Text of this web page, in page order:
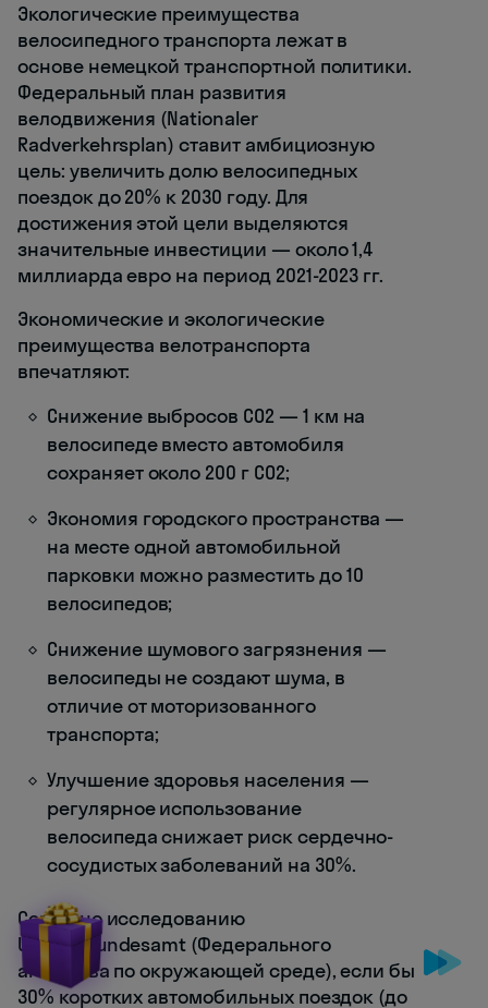
Экологические преимущества
велосипедного транспорта лежат в
основе немецкой транспортной политики.
Федеральный план развития
велодвижения (Nationaler
Radverkehrsplan) ставит амбициозную
цель: увеличить долю велосипедных
поездок до 20% к 2030 году. Для
достижения этой цели выделяются
значительные инвестиции — около 1,4
миллиарда евро на период 2021-2023 гг.
Экономические и экологические
преимущества велотранспорта
впечатляют:
Снижение выбросов CO2 — 1 км на
велосипеде вместо автомобиля
сохраняет около 200 г CO2;
Экономия городского пространства —
на месте одной автомобильной
парковки можно разместить до 10
велосипедов;
Снижение шумового загрязнения —
велосипеды не создают шума, в
отличие от моторизованного
транспорта;
Улучшение здоровья населения —
регулярное использование
велосипеда снижает риск сердечно-
сосудистых заболеваний на 30%.
Согласно исследованию
Umweltbundesamt (Федерального
агентства по окружающей среде), если бы
30% коротких автомобильных поездок (до